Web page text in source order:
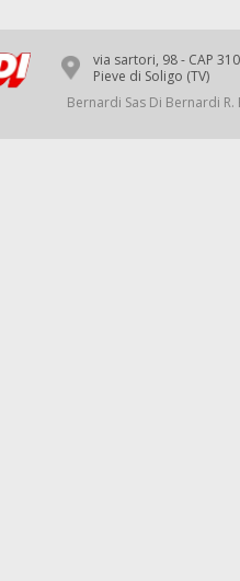
via sartori, 98 - CAP
Pieve di Soligo (TV)
Bernardi Sas Di Bernardi